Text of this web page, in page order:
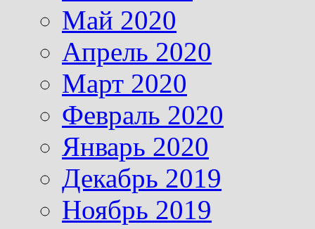
Май 2020
Апрель 2020
Март 2020
Февраль 2020
Январь 2020
Декабрь 2019
Ноябрь 2019